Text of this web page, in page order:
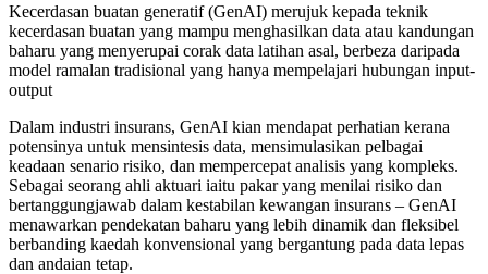
Kecerdasan buatan generatif (GenAI) merujuk kepada teknik
kecerdasan buatan yang mampu menghasilkan data atau kandungan
baharu yang menyerupai corak data latihan asal, berbeza daripada
model ramalan tradisional yang hanya mempelajari hubungan input-
output​
Dalam industri insurans, GenAI kian mendapat perhatian kerana
potensinya untuk mensintesis data, mensimulasikan pelbagai
keadaan senario risiko, dan mempercepat analisis yang kompleks.
Sebagai seorang ahli aktuari iaitu pakar yang menilai risiko dan
bertanggungjawab dalam kestabilan kewangan insurans – GenAI
menawarkan pendekatan baharu yang lebih dinamik dan fleksibel
berbanding kaedah konvensional yang bergantung pada data lepas
dan andaian tetap.